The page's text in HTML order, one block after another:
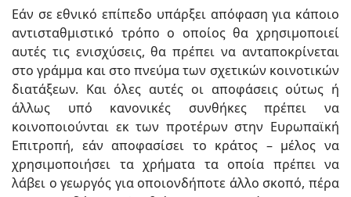
Εάν σε εθνικό επίπεδο υπάρξει απόφαση για κάποιο
αντισταθμιστικό τρόπο ο οποίος θα χρησιμοποιεί
αυτές τις ενισχύσεις, θα πρέπει να ανταποκρίνεται
στο γράμμα και στο πνεύμα των σχετικών κοινοτικών
διατάξεων. Και όλες αυτές οι αποφάσεις ούτως ή
άλλως υπό κανονικές συνθήκες πρέπει να
κοινοποιούνται εκ των προτέρων στην Ευρωπαϊκή
Επιτροπή, εάν αποφασίσει το κράτος – μέλος να
χρησιμοποιήσει τα χρήματα τα οποία πρέπει να
λάβει ο γεωργός για οποιονδήποτε άλλο σκοπό, πέρα